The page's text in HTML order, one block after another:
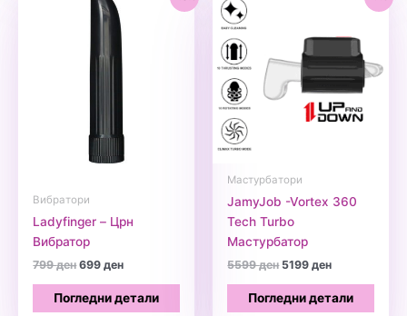
Вибратори
Ladyfinger – Црн
Вибратор
799денOriginal
was:
799 ден.
699денCurrent
is:
699 ден.
Погледни детали
Мастурбатори
JamyJob -Vortex 360
Tech Turbo
Мастурбатор
5599ден Original
was:
5599 ден.
5199денCurrent
is:
Погледни детали